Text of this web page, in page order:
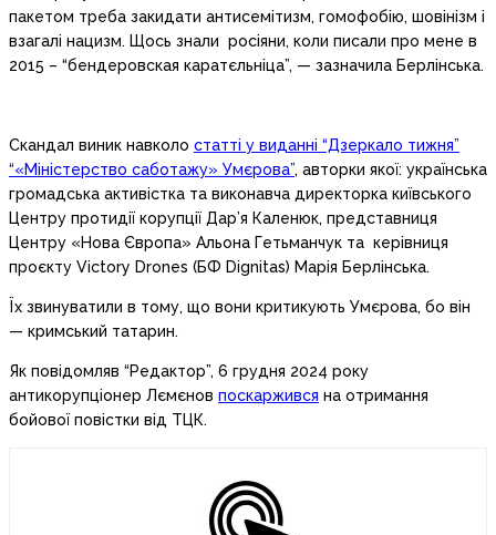
пакетом треба закидати антисемітизм, гомофобію, шовінізм і
взагалі нацизм. Щось знали росіяни, коли писали про мене в
2015 – “бендеровская каратєльніца”, — зазначила Берлінська.
Скандал виник навколо статті у виданні “Дзеркало тижня”
“«Міністерство саботажу» Умєрова”, авторки якої: українська
громадська активістка та виконавча директорка київського
Центру протидії корупції Дар’я Каленюк, представниця
Центру «Нова Європа» Альона Гетьманчук та керівниця
проєкту Victory Drones (БФ Dignitas) Марія Берлінська.
Їх звинуватили в тому, що вони критикують Умєрова, бо він
— кримський татарин.
Як повідомляв “Редактор”, 6 грудня 2024 року
антикорупціонер Лємєнов поскаржився на отримання
бойової повістки від ТЦК.